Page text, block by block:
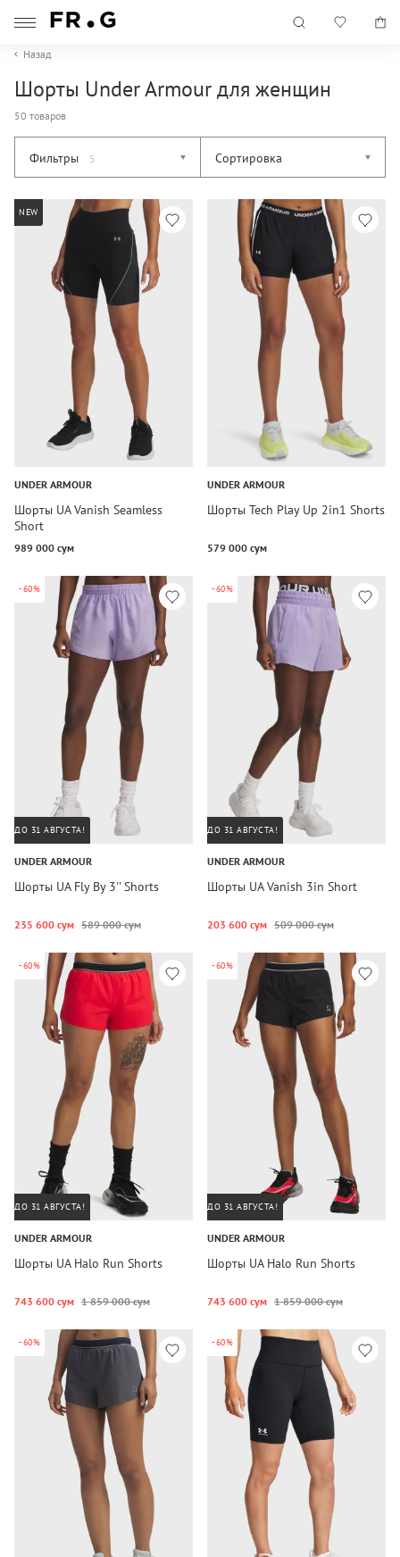
Назад
Шорты Under Armour для женщин
50 товаров
Фильтры 5 Сортировка
NEW
UNDER ARMOUR
Шорты UA Vanish Seamless
Short
989 000 сум
UNDER ARMOUR
Шорты Tech Play Up 2in1 Shorts
579 000 сум
-60%
ДО 31 АВГУСТА!
UNDER ARMOUR
Шорты UA Fly By 3'' Shorts
235 600 сум 589 000 сум
-60%
ДО 31 АВГУСТА!
UNDER ARMOUR
Шорты UA Vanish 3in Short
203 600 сум 509 000 сум
-60%
ДО 31 АВГУСТА!
UNDER ARMOUR
Шорты UA Halo Run Shorts
743 600 сум 1 859 000 сум
-60%
ДО 31 АВГУСТА!
UNDER ARMOUR
Шорты UA Halo Run Shorts
743 600 сум 1 859 000 сум
-60% -60%